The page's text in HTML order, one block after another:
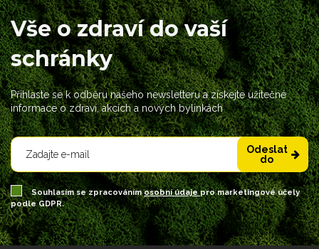
Vše o zdraví do vaší
schránky
Přihlaste se k odběru našeho newsletteru a získejte užitečné
informace o zdraví, akcích a nových bylinkách
Odeslat
do
Souhlasím se zpracovánímosobní údajepro marketingové účely
podle GDPR.